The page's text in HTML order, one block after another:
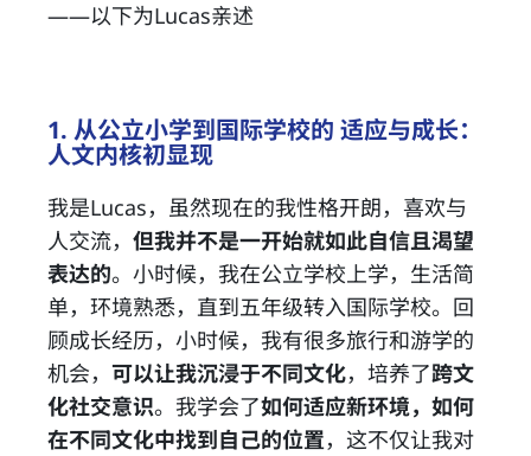
——以下为Lucas亲述
1. 从公立小学到国际学校的 适应与成长：
人文内核初显现
我是Lucas，虽然现在的我性格开朗，喜欢与
人交流， 但我并不是一开始就如此自信且渴望
表达的。小时候，我在公立学校上学，生活简
单，环境熟悉，直到五年级转入国际学校。回
顾成长经历，小时候，我有很多旅行和游学的
机会， 可以让我沉浸于不同文化，培养了跨文
化社交意识。我学会了如何适应新环境，如何
在不同文化中找到自己的位置，这不仅让我对